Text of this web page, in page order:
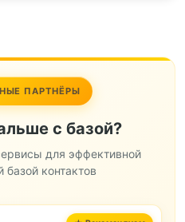
ПАРТНЁРЫ
с базой?
для эффективной
контактов